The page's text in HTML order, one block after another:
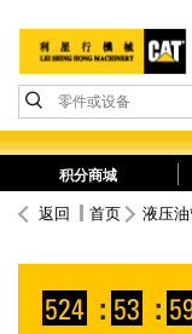
零件或设备
积分商城
返回 首页 液压
524 : 53 :